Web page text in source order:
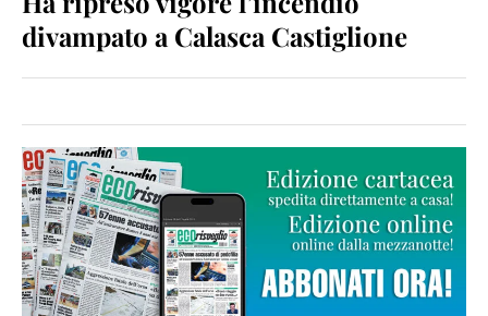
divampato a Calasca Castiglione